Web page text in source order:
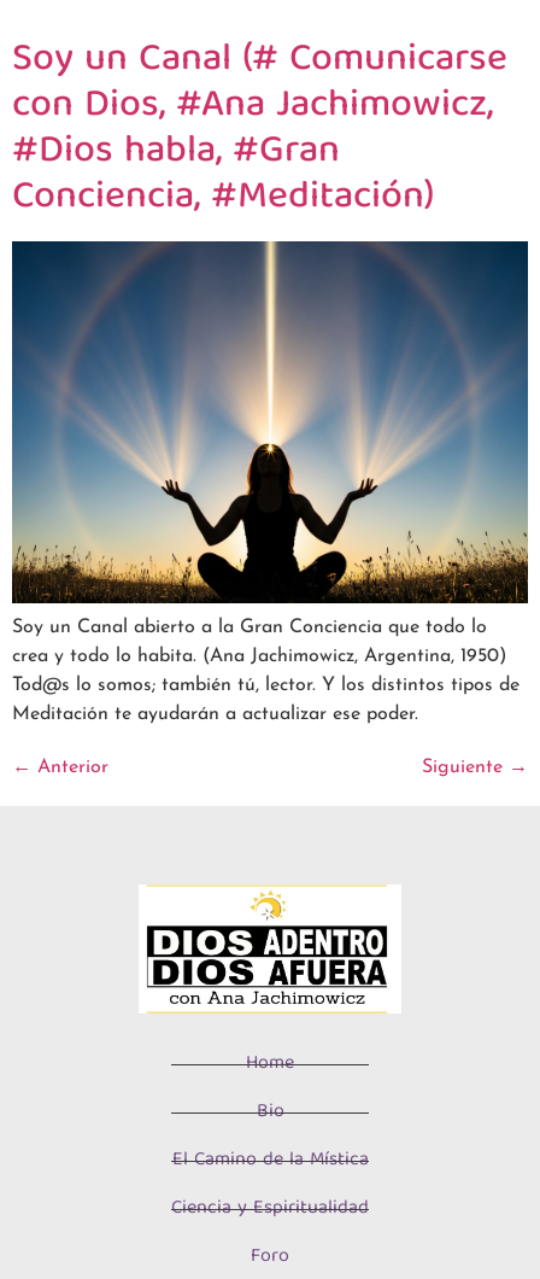
Soy un Canal (# Comunicarse
con Dios, #Ana Jachimowicz,
#Dios habla, #Gran
Conciencia, #Meditación)
Soy un Canal abierto a la Gran Conciencia que todo lo
crea y todo lo habita. (Ana Jachimowicz, Argentina, 1950)
Tod@s lo somos; también tú, lector. Y los distintos tipos de
Meditación te ayudarán a actualizar ese poder.
← Anterior Siguiente →
Home
Bio
El Camino de la Mística
Ciencia y Espiritualidad
Foro